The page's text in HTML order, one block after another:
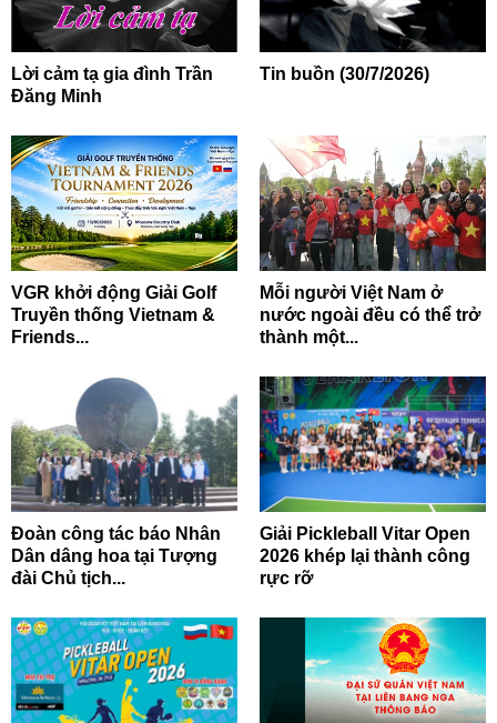
Lời cảm tạ gia đình Trần
Đăng Minh
Tin buồn (30/7/2026)
VGR khởi động Giải Golf
Truyền thống Vietnam &
Friends...
Mỗi người Việt Nam ở
nước ngoài đều có thể trở
thành một...
Đoàn công tác báo Nhân
Dân dâng hoa tại Tượng
đài Chủ tịch...
Giải Pickleball Vitar Open
2026 khép lại thành công
rực rỡ